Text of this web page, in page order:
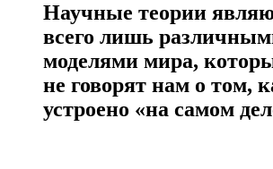
Научные теории
всего лишь
моделями мира,
не говорят нам о том,
устроено «на самом